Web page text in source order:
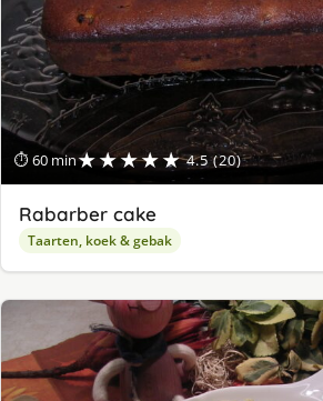
⏱ 60 min★★★★★ 4.5 (20)
Rabarber cake
Taarten, koek & gebak